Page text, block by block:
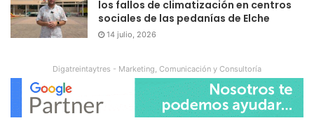
los fallos de climatización en centros
sociales de las pedanías de Elche
14 julio, 2026
Digatreintaytres - Marketing, Comunicación y Consultoría